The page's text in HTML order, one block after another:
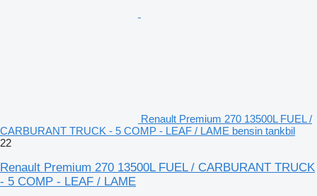
Renault Premium 270 13500L FUEL /
CARBURANT TRUCK - 5 COMP - LEAF / LAME bensin tankbil
22
Renault Premium 270 13500L FUEL / CARBURANT TRUCK
- 5 COMP - LEAF / LAME